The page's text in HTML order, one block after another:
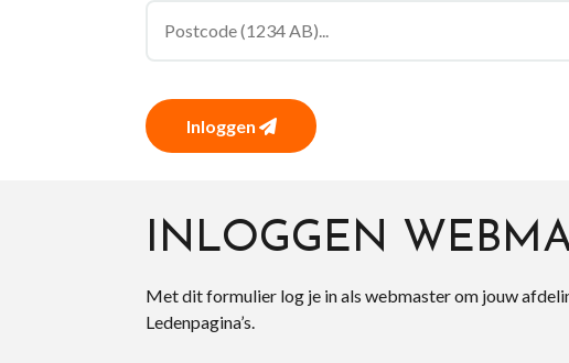
Inloggen
INLOGGEN
Met dit formulier log je in als webmaster om jouw
Ledenpagina’s.